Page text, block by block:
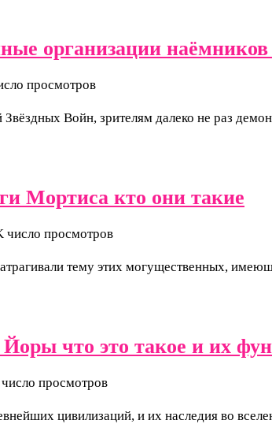
организации наёмников
просмотров
Войн, зрителям далеко не раз
Мортиса кто они такие
число просмотров
тему этих могущественных,
что это такое и их
просмотров
цивилизаций, и их наследия во